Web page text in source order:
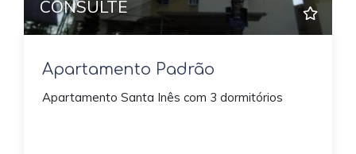
CONSULTE
Apartamento Padrão
Apartamento Santa Inês com 3 dormitórios